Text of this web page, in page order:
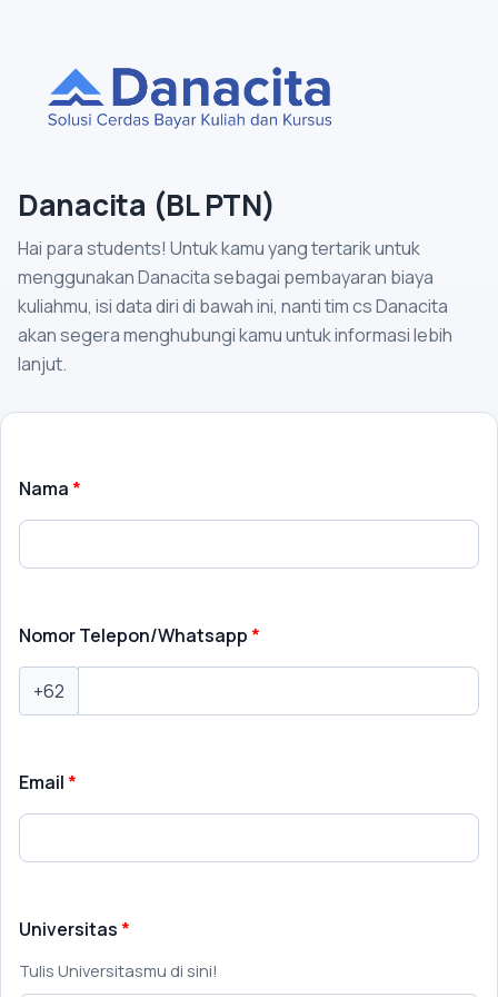
Danacita (BL PTN)
Hai para students! Untuk kamu yang tertarik untuk
menggunakan Danacita sebagai pembayaran biaya
kuliahmu, isi data diri di bawah ini, nanti tim cs Danacita
akan segera menghubungi kamu untuk informasi lebih
lanjut.
Nama
Nomor Telepon/Whatsapp
+62
Email
Universitas
Tulis Universitasmu di sini!